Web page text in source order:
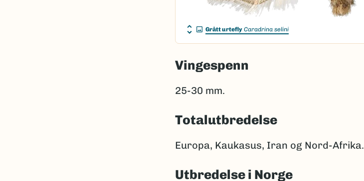
Grått urtefly Caradrina selini
Vingespenn
25-30 mm.
Totalutbredelse
Europa, Kaukasus, Iran og Nord-Afrika.
Utbredelse i Norge